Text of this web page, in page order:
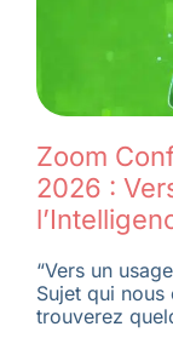
Zoom
2026 :
“Vers un
Sujet qui
trouverez